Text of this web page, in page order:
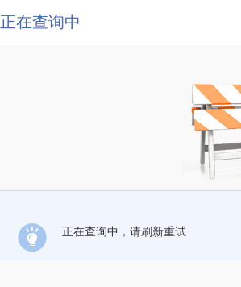
正在查询中
正在查询中，请刷新重试